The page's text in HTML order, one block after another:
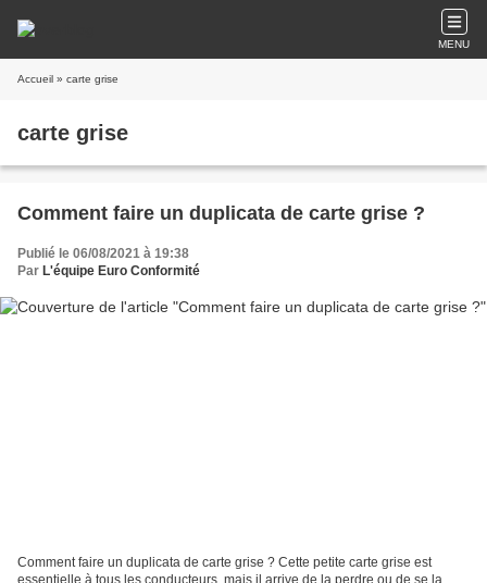
MENU
Accueil » carte grise
carte grise
Comment faire un duplicata de carte grise ?
Publié le 06/08/2021 à 19:38
Par L'équipe Euro Conformité
Comment faire un duplicata de carte grise ? Cette petite carte grise est
essentielle à tous les conducteurs, mais il arrive de la perdre ou de se la